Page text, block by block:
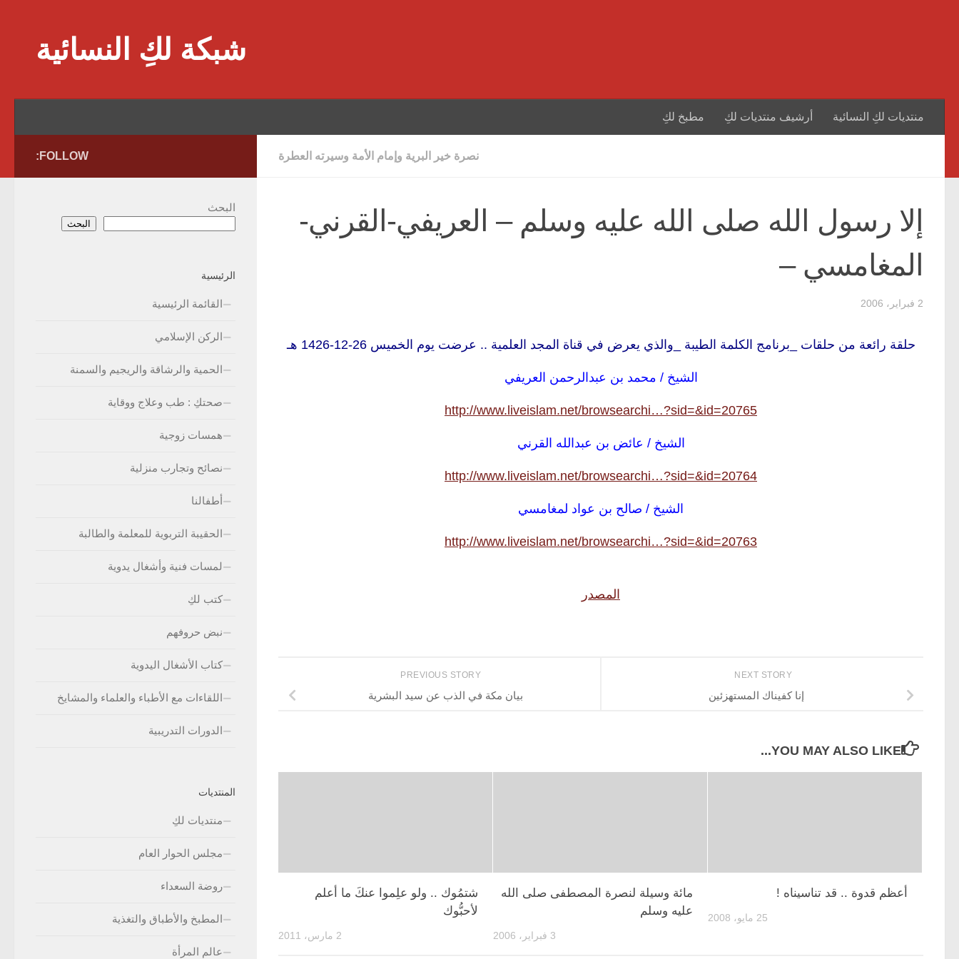
شبكة لكِ النسائية
منتديات لكِ النسائية أرشيف منتديات لكِ مطبخ لكِ
نصرة خير البرية وإمام الأمة وسيرته العطرة
إلا رسول الله صلى الله عليه وسلم – العريفي-القرني-
المغامسي –
2 فبراير، 2006
حلقة رائعة من حلقات _برنامج الكلمة الطيبة _والذي يعرض في قناة المجد العلمية .. عرضت يوم الخميس 26-12-1426 هـ
الشيخ / محمد بن عبدالرحمن العريفي
http://www.liveislam.net/browsearchi…?sid=&id=20765
الشيخ / عائض بن عبدالله القرني
http://www.liveislam.net/browsearchi…?sid=&id=20764
الشيخ / صالح بن عواد لمغامسي
http://www.liveislam.net/browsearchi…?sid=&id=20763
المصدر
NEXT STORY
إنا كفيناك المستهزئين
PREVIOUS STORY
بيان مكة في الذب عن سيد البشرية
YOU MAY ALSO LIKE...
شتمُوك .. ولو علِموا عنكَ ما أعلم
لأحبُّوك
2 مارس، 2011
مائة وسيلة لنصرة المصطفى صلى الله
عليه وسلم
3 فبراير، 2006
أعظم قدوة .. قد تناسيناه !
25 مايو، 2008
FOLLOW:
البحث
البحث
الرئيسية
القائمة الرئيسية
الركن الإسلامي
الحمية والرشاقة والريجيم والسمنة
صحتكِ : طب وعلاج ووقاية
همسات زوجية
نصائح وتجارب منزلية
أطفالنا
الحقيبة التربوية للمعلمة والطالبة
لمسات فنية وأشغال يدوية
كتب لكِ
نبض حروفهم
كتاب الأشغال اليدوية
اللقاءات مع الأطباء والعلماء والمشايخ
الدورات التدريبية
المنتديات
منتديات لكِ
مجلس الحوار العام
روضة السعداء
المطبخ والأطباق والتغذية
عالم المرأة